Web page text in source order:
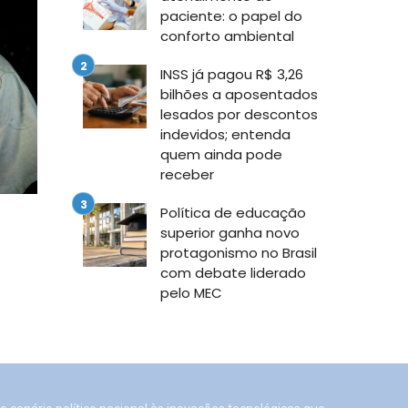
paciente: o papel do
conforto ambiental
INSS já pagou R$ 3,26
bilhões a aposentados
lesados por descontos
indevidos; entenda
quem ainda pode
receber
Política de educação
superior ganha novo
protagonismo no Brasil
com debate liderado
pelo MEC